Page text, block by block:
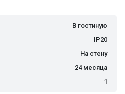
В гостиную
IP20
На стену
24 месяца
1